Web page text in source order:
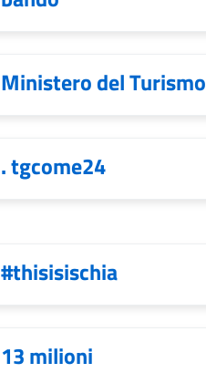
Ministero del Turismo
. tgcome24
#thisisischia
13 milioni